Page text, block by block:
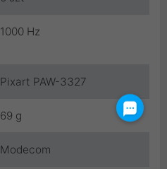
1000 Hz
Pixart PAW-3327
69 g
Modecom